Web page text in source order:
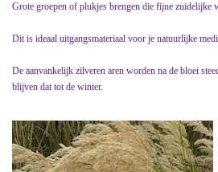
Grote groepen of plukjes brengen die fijne zuidelijke
Dit is ideaal uitgangsmateriaal voor je natuurlijke
De aanvankelijk zilveren aren worden na de bloei
blijven dat tot de winter.